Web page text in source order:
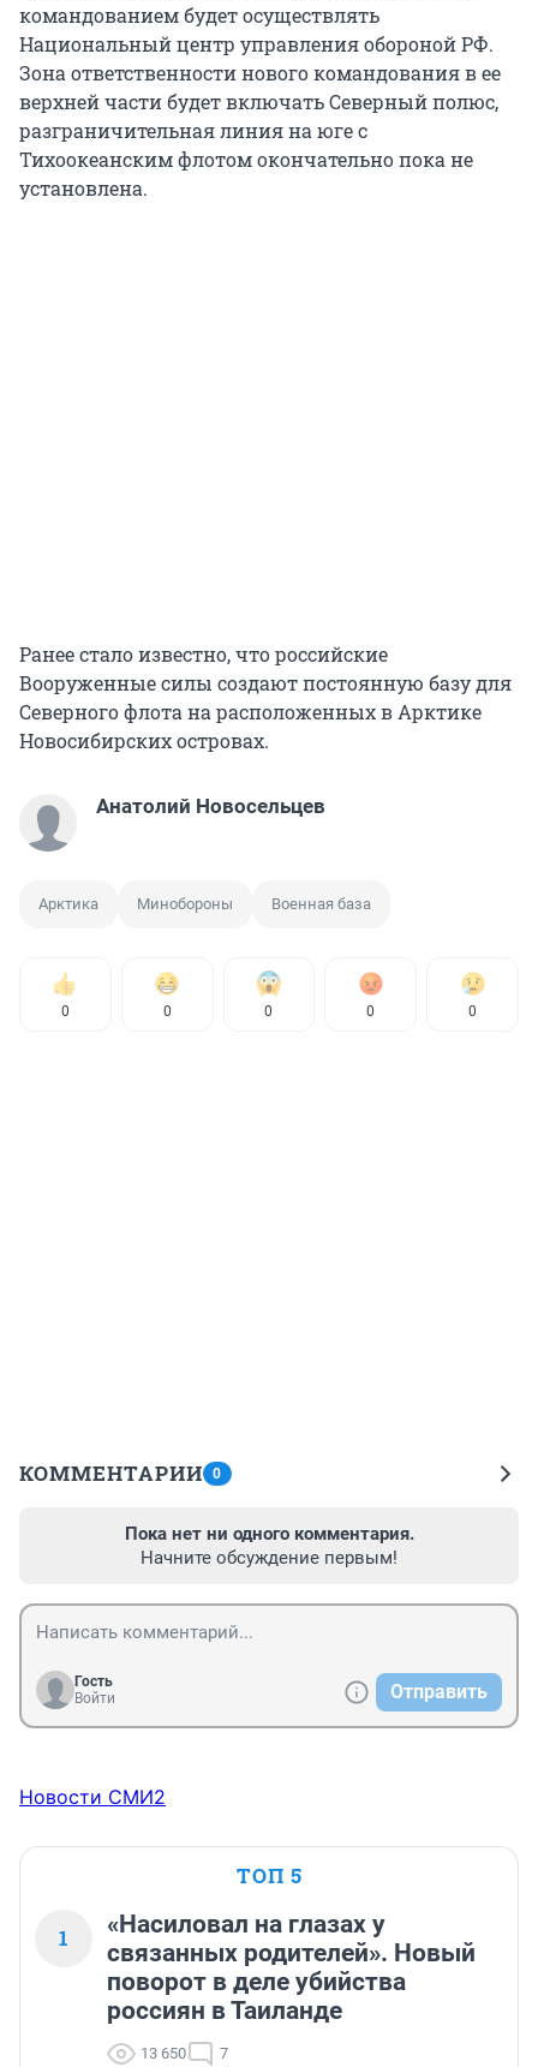
командованием будет осуществлять
Национальный центр управления обороной РФ.
Зона ответственности нового командования в ее
верхней части будет включать Северный полюс,
разграничительная линия на юге с
Тихоокеанским флотом окончательно пока не
установлена.
Ранее стало известно, что российские
Вооруженные силы создают постоянную базу для
Северного флота на расположенных в Арктике
Новосибирских островах.
Анатолий Новосельцев
Арктика Минобороны Военная база
0 0 0 0 0
КОММЕНТАРИИ 0
Пока нет ни одного комментария.
Начните обсуждение первым!
Гость
Войти
Отправить
Новости СМИ2
ТОП 5
1
«Насиловал на глазах у
связанных родителей». Новый
поворот в деле убийства
россиян в Таиланде
13 650 7